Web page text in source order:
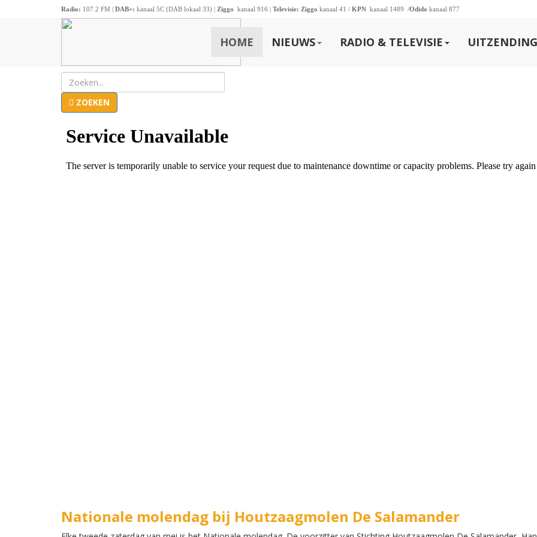
Radio: 107.2 FM | DAB+: kanaal 5C (DAB lokaal 33) | Ziggo kanaal 916 | Televisie: Ziggo kanaal 41 / KPN kanaal 1489 /Odido kanaal 877
HOME NIEUWS RADIO & TELEVISIE
ZOEKEN
Nationale molendag bij Houtzaagmolen De Salamander